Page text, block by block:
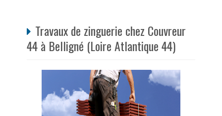
Travaux de zinguerie chez Couvreur
44 à Belligné (Loire Atlantique 44)